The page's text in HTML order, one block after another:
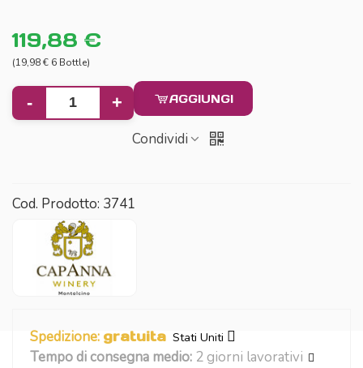
119,88 €
(19,98 € 6 Bottle)
- + AGGIUNGI
Condividi
Cod. Prodotto: 3741
Spedizione: gratuita Stati Uniti
Tempo di consegna medio: 2 giorni lavorativi